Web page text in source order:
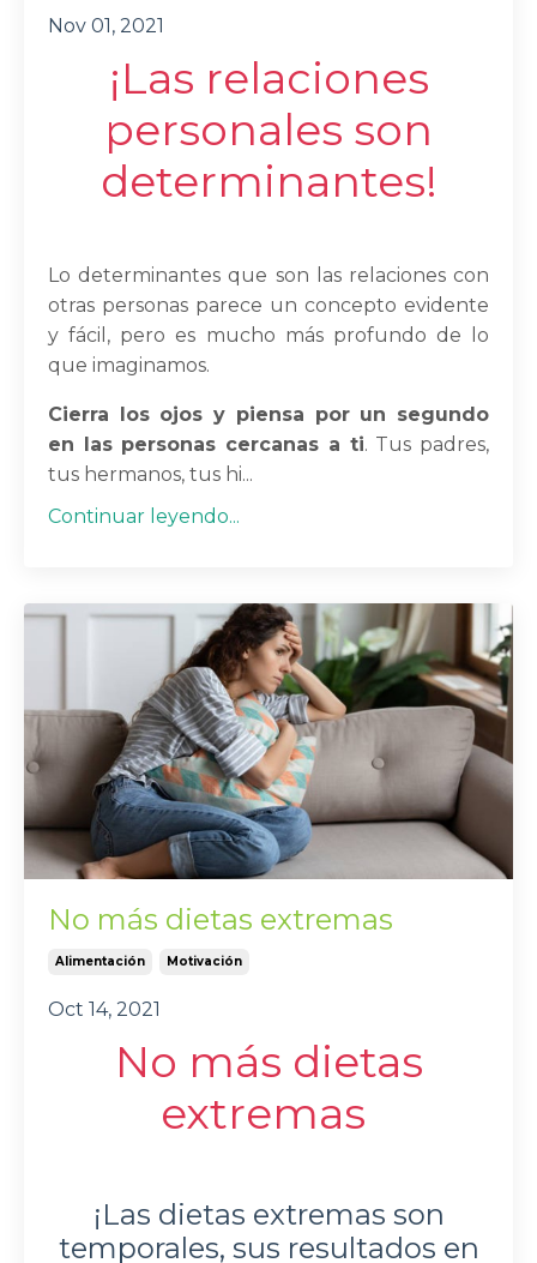
Nov 01, 2021
¡Las relaciones
personales son
determinantes!
Lo determinantes que son las relaciones con
otras personas parece un concepto evidente
y fácil, pero es mucho más profundo de lo
que imaginamos.
Cierra los ojos y piensa por un segundo
en las personas cercanas a ti. Tus padres,
tus hermanos, tus hi...
Continuar leyendo...
No más dietas extremas
Alimentación Motivación
Oct 14, 2021
No más dietas
extremas
¡Las dietas extremas son
temporales, sus resultados en